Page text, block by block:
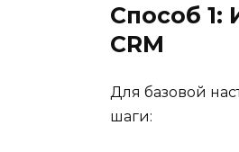
Способ 1:
CRM
Для базовой
шаги: